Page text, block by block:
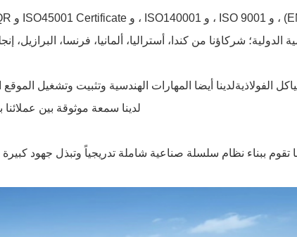
شركاؤنا من كندا، أستراليا، ألمانيا، فرنسا، البرازيل، إنجلترا، أمريكا،
الفولاذيةلدينا أيضا المهارات الهندسية وتثبيت وتشغيل
لدينا سمعة موثوقة بين
تقوم ببناء نظام سلسلة صناعية شاملة تدريجياً وتبذل جهود كبيرة